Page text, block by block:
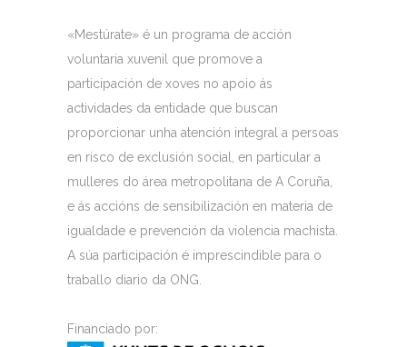
«Mestúrate» é un programa de acción
voluntaria xuvenil que promove a
participación de xoves no apoio ás
actividades da entidade que buscan
proporcionar unha atención integral a persoas
en risco de exclusión social, en particular a
mulleres do área metropolitana de A Coruña,
e ás accións de sensibilización en materia de
igualdade e prevención da violencia machista.
A súa participación é imprescindible para o
traballo diario da ONG.
Financiado por: